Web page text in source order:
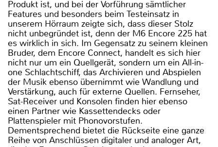
Produkt ist, und bei der Vorführung sämtlicher
Features und besonders beim Testeinsatz in
unserem Hörraum zeigte sich, dass dieser Stolz
nicht unbegründet ist, denn der M6 Encore 225 hat
es wirklich in sich. Im Gegensatz zu seinem kleinen
Bruder, dem Encore Connect, handelt es sich hier
nicht nur um ein Quellgerät, sondern um ein All-in-
one Schlachtschiff, das Archivieren und Abspielen
der Musik ebenso übernimmt wie Wandlung und
Verstärkung, auch für externe Quellen. Fernseher,
Sat-Receiver und Konsolen finden hier ebenso
einen Partner wie Kassettendecks oder
Plattenspieler mit Phonovorstufen.
Dementsprechend bietet die Rückseite eine ganze
Reihe von Anschlüssen digitaler und analoger Art,